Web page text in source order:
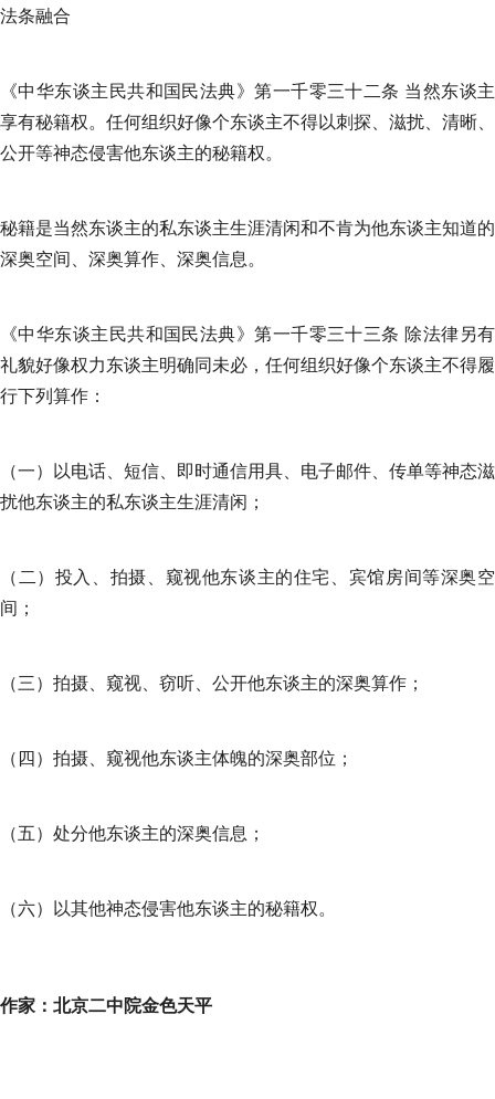
法条融合
《中华东谈主民共和国民法典》第一千零三十二条 当然东谈主
享有秘籍权。任何组织好像个东谈主不得以刺探、滋扰、清晰、
公开等神态侵害他东谈主的秘籍权。
秘籍是当然东谈主的私东谈主生涯清闲和不肯为他东谈主知道的
深奥空间、深奥算作、深奥信息。
《中华东谈主民共和国民法典》第一千零三十三条 除法律另有
礼貌好像权力东谈主明确同未必，任何组织好像个东谈主不得履
行下列算作：
（一）以电话、短信、即时通信用具、电子邮件、传单等神态滋
扰他东谈主的私东谈主生涯清闲；
（二）投入、拍摄、窥视他东谈主的住宅、宾馆房间等深奥空
间；
（三）拍摄、窥视、窃听、公开他东谈主的深奥算作；
（四）拍摄、窥视他东谈主体魄的深奥部位；
（五）处分他东谈主的深奥信息；
（六）以其他神态侵害他东谈主的秘籍权。
作家：北京二中院金色天平